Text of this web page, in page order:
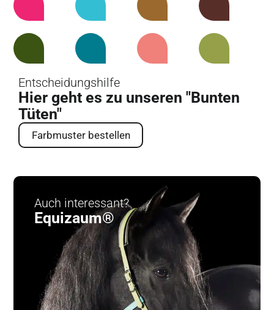
Entscheidungshilfe
Hier geht es zu unseren "Bunten
Tüten"
Farbmuster bestellen
Auch interessant?
Equizaum®